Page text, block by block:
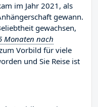
im Jahr 2021, als
gewann.
gewachsen,
Monaten nach
Vorbild für viele
und Sie Reise ist